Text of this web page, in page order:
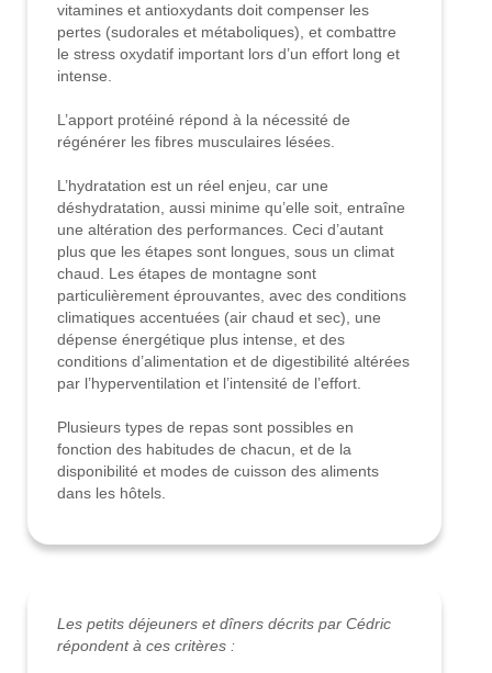
vitamines et antioxydants doit compenser les
pertes (sudorales et métaboliques), et combattre
le stress oxydatif important lors d’un effort long et
intense.
L’apport protéiné répond à la nécessité de
régénérer les fibres musculaires lésées.
L’hydratation est un réel enjeu, car une
déshydratation, aussi minime qu’elle soit, entraîne
une altération des performances. Ceci d’autant
plus que les étapes sont longues, sous un climat
chaud. Les étapes de montagne sont
particulièrement éprouvantes, avec des conditions
climatiques accentuées (air chaud et sec), une
dépense énergétique plus intense, et des
conditions d’alimentation et de digestibilité altérées
par l’hyperventilation et l’intensité de l’effort.
Plusieurs types de repas sont possibles en
fonction des habitudes de chacun, et de la
disponibilité et modes de cuisson des aliments
dans les hôtels.
Les petits déjeuners et dîners décrits par Cédric
répondent à ces critères :